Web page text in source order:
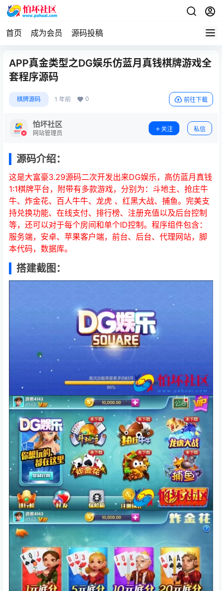
首页 成为会员 源码投稿
APP真金类型之DG娱乐仿蓝月真钱棋牌游戏全
套程序源码
棋牌源码 1 年前 0 前往下载
怕坏社区
网站管理员
关注 私信
源码介绍：
这是大富豪3.29源码二次开发出来DG娱乐，高仿蓝月真钱
1:1棋牌平台，附带有多款游戏，分别为：斗地主、抢庄牛
牛、炸金花、百人牛牛、龙虎 、红黑大战、捕鱼。完美支
持兑换功能、在线支付、排行榜、注册充值以及后台控制
等，还可以对于每个房间和单个ID控制。程序组件包含：
服务端，安卓、苹果客户端，前台、后台、代理网站，脚
本代码，数据库。
搭建截图：